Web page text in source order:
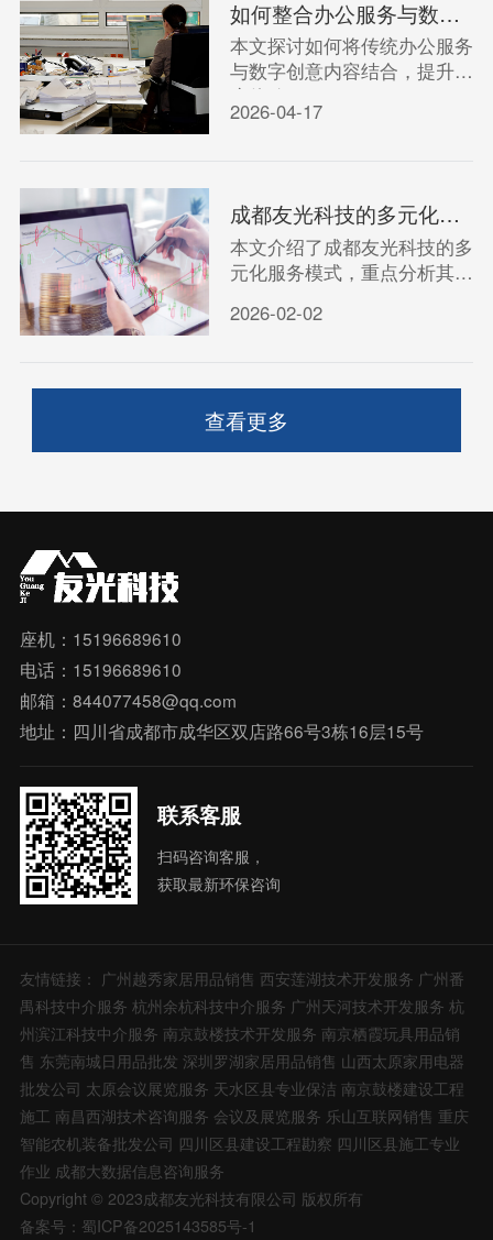
如何整合办公服务与数字创意内容提升客户体验？
本文探讨如何将传统办公服务
与数字创意内容结合，提升客
户体验。
2026-04-17
成都友光科技的多元化服务：办公与五金批发有何优势？
本文介绍了成都友光科技的多
元化服务模式，重点分析其在
势，帮助客户了解一站式采购
2026-02-02
查看更多
座机：15196689610
电话：15196689610
邮箱：844077458@qq.com
地址：四川省成都市成华区双店路66号3栋16层15号
联系客服
扫码咨询客服，
获取最新环保咨询
友情链接： 广州越秀家居用品销售 西安莲湖技术开发服务 广州番
禺科技中介服务 杭州余杭科技中介服务 广州天河技术开发服务 杭
州滨江科技中介服务 南京鼓楼技术开发服务 南京栖霞玩具用品销
售 东莞南城日用品批发 深圳罗湖家居用品销售 山西太原家用电器
批发公司 太原会议展览服务 天水区县专业保洁 南京鼓楼建设工程
施工 南昌西湖技术咨询服务 会议及展览服务 乐山互联网销售 重庆
智能农机装备批发公司 四川区县建设工程勘察 四川区县施工专业
作业 成都大数据信息咨询服务
Copyright © 2023成都友光科技有限公司 版权所有
备案号：蜀ICP备2025143585号-1